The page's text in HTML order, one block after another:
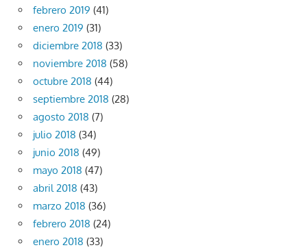
febrero 2019 (41)
enero 2019 (31)
diciembre 2018 (33)
noviembre 2018 (58)
octubre 2018 (44)
septiembre 2018 (28)
agosto 2018 (7)
julio 2018 (34)
junio 2018 (49)
mayo 2018 (47)
abril 2018 (43)
marzo 2018 (36)
febrero 2018 (24)
enero 2018 (33)